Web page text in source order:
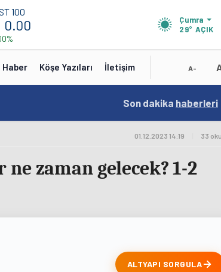
100
0.00
Çumra
29° AÇIK
Haber Köşe Yazıları İletişim A-
15:41 / Test
Son dakika haberleri
01.12.2023 14:19 33
zaman gelecek? 1-2
ALTYAPI SORGULA